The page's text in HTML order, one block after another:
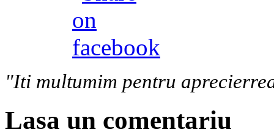
"Iti multumim pentru
Lasa un comentariu